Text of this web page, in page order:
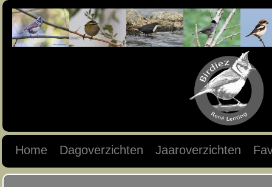
Home Dagoverzichten Jaaroverzichten